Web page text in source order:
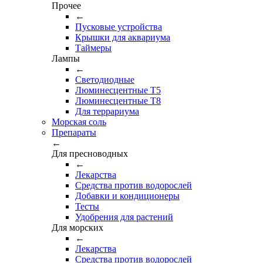
Прочее
←
Пусковые устройства
Крышки для аквариума
Таймеры
Лампы
←
Светодиодные
Люминесцентные Т5
Люминесцентные Т8
Для террариума
Морская соль
Препараты
←
Для пресноводных
←
Лекарства
Средства против водорослей
Добавки и кондиционеры
Тесты
Удобрения для растений
Для морских
←
Лекарства
Средства против водорослей